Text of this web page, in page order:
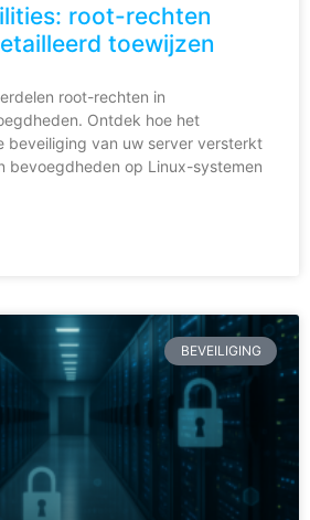
root-rechten
toewijzen
root-rechten in
Ontdek hoe het
beveiliging van uw server versterkt
bevoegdheden op Linux-systemen
BEVEILIGING